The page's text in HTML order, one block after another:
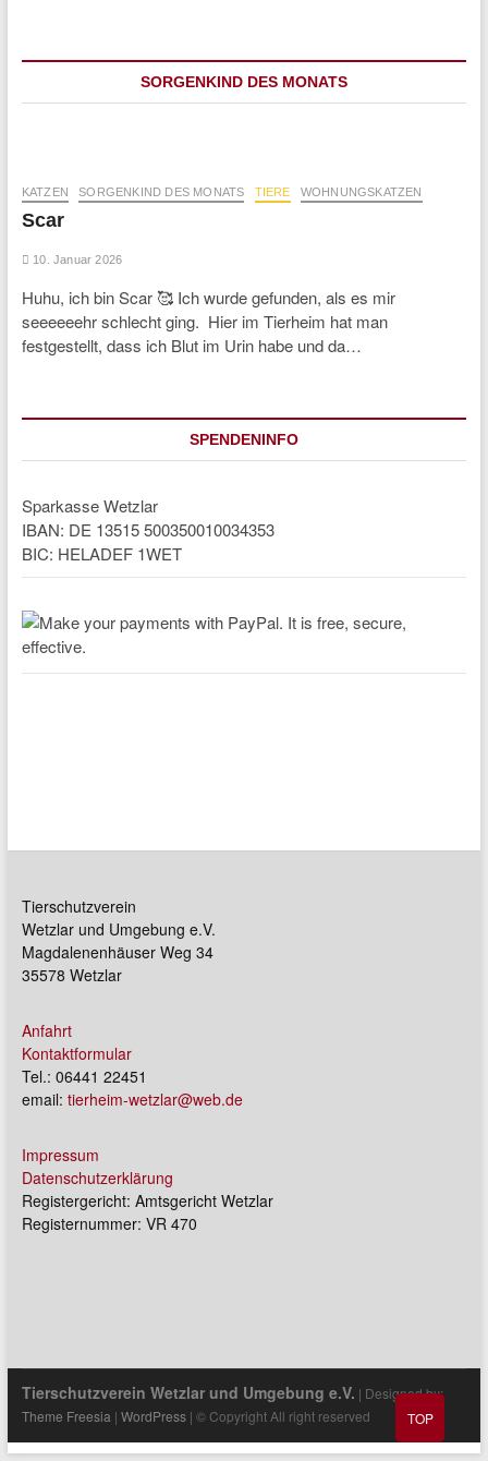
SORGENKIND DES MONATS
KATZEN SORGENKIND DES MONATS TIERE WOHNUNGSKATZEN
Scar
10. Januar 2026
Huhu, ich bin Scar 🥰 Ich wurde gefunden, als es mir
seeeeeehr schlecht ging. Hier im Tierheim hat man
festgestellt, dass ich Blut im Urin habe und da…
SPENDENINFO
Sparkasse Wetzlar
IBAN: DE 13515 500350010034353
BIC: HELADEF 1WET
Tierschutzverein
Wetzlar und Umgebung e.V.
Magdalenenhäuser Weg 34
35578 Wetzlar
Anfahrt
Kontaktformular
Tel.: 06441 22451
email: tierheim-wetzlar@web.de
Impressum
Datenschutzerklärung
Registergericht: Amtsgericht Wetzlar
Registernummer: VR 470
Tierschutzverein Wetzlar und Umgebung e.V. | Designed by:
Theme Freesia | WordPress| © Copyright All right reserved TOP